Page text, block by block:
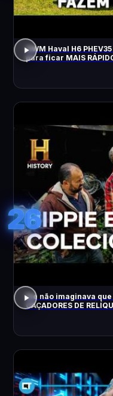
GWM Haval H6
para ficar MAIS
26
Ele não imaginava
CAÇADORES DE